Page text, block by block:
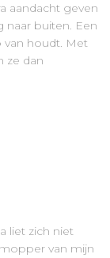
aandacht geven
naar buiten. Een
van houdt. Met
ze dan
liet zich niet
van mijn